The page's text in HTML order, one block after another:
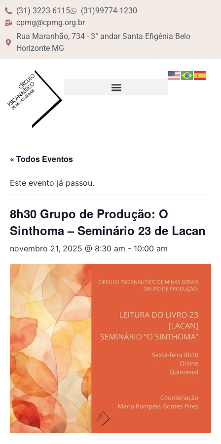
(31) 3223-6115
(31)99774-1230
cpmg@cpmg.org.br
Rua Maranhão, 734 - 3° andar Santa Efigênia Belo
Horizonte MG
« Todos Eventos
Este evento já passou.
8h30 Grupo de Produção: O
Sinthoma – Seminário 23 de Lacan
novembro 21, 2025 @ 8:30 am - 10:00 am